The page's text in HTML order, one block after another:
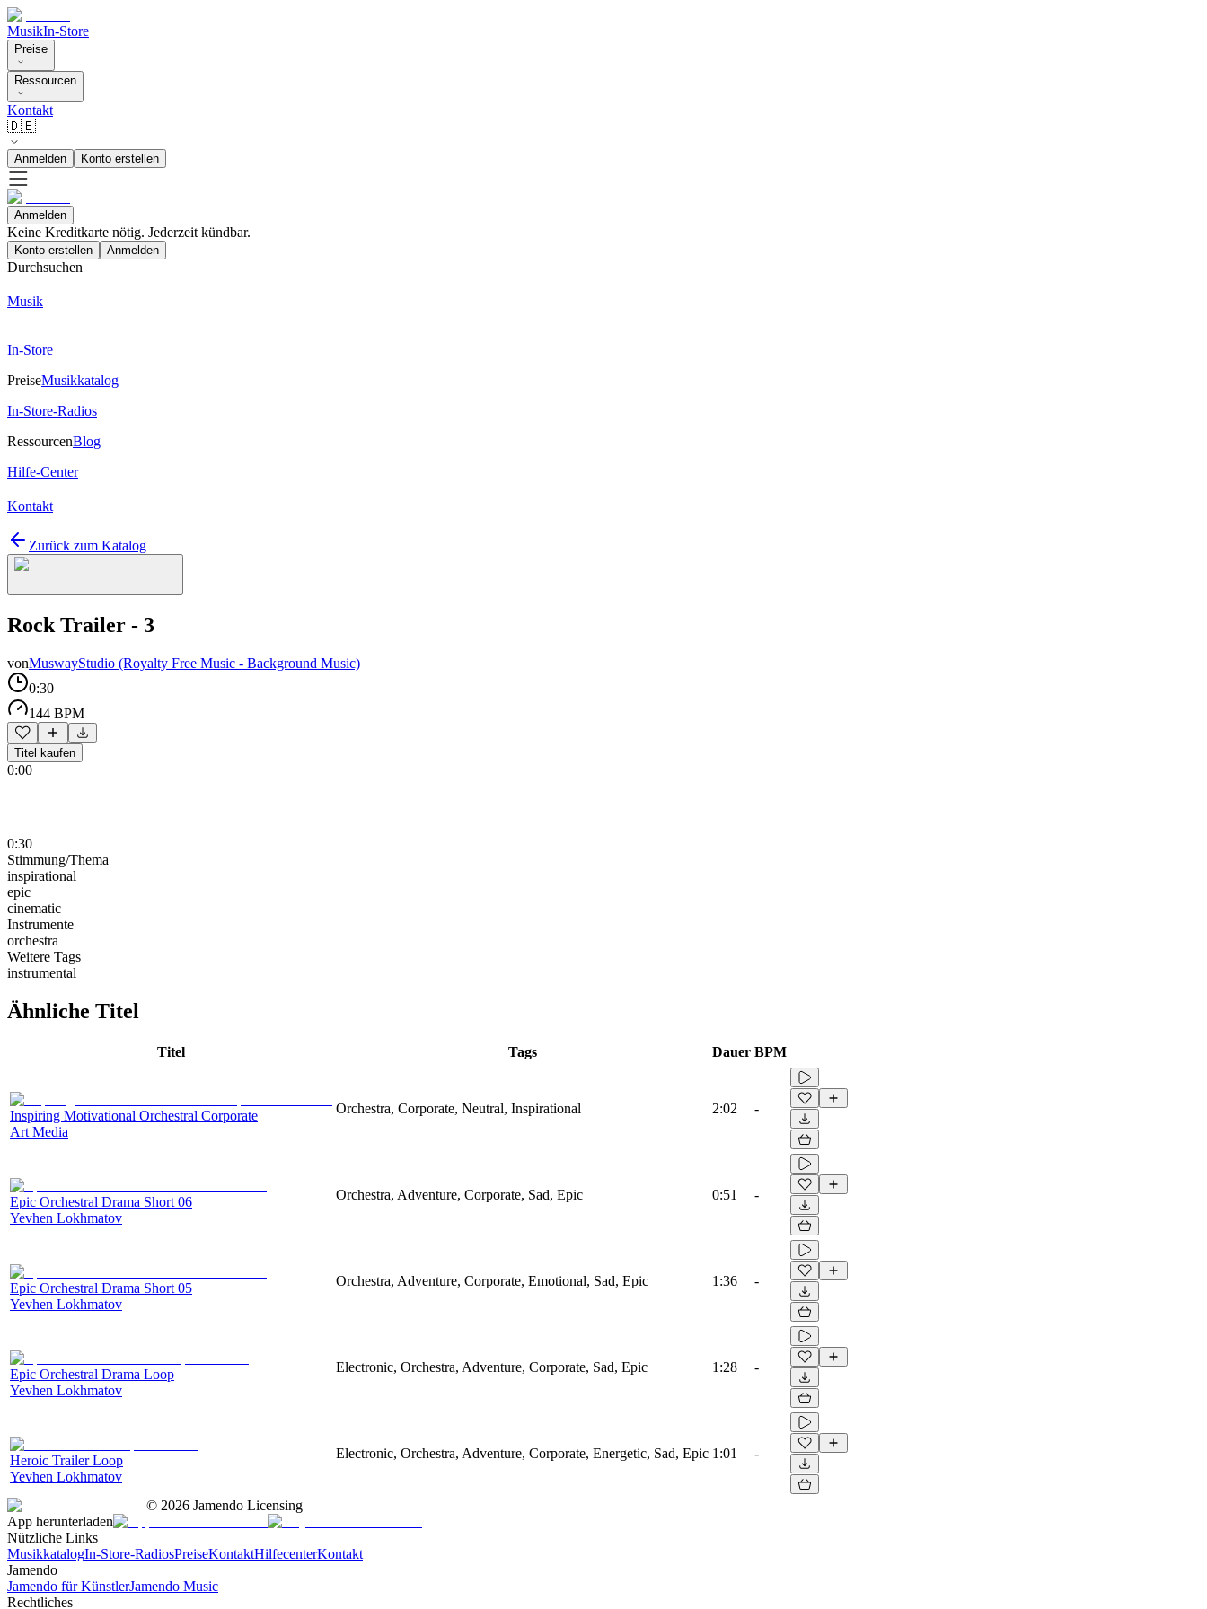
MusikIn-Store
Preise
Ressourcen
Kontakt
🇩🇪
Anmelden Konto erstellen
Anmelden
Keine Kreditkarte nötig. Jederzeit kündbar.
Konto erstellen Anmelden
Durchsuchen
Musik
In-Store
PreiseMusikkatalog
In-Store-Radios
RessourcenBlog
Hilfe-Center
Kontakt
Zurück zum Katalog
Rock Trailer - 3
vonMuswayStudio (Royalty Free Music - Background Music)
0:30
144 BPM
Titel kaufen
0:00
0:30
Stimmung/Thema
inspirational
epic
cinematic
Instrumente
orchestra
Weitere Tags
instrumental
Ähnliche Titel
Titel Tags Dauer BPM
Inspiring Motivational Orchestral Corporate
Art Media
Orchestra, Corporate, Neutral, Inspirational 2:02 -
Epic Orchestral Drama Short 06
Yevhen Lokhmatov
Orchestra, Adventure, Corporate, Sad, Epic 0:51 -
Epic Orchestral Drama Short 05
Yevhen Lokhmatov
Orchestra, Adventure, Corporate, Emotional, Sad, Epic 1:36 -
Epic Orchestral Drama Loop
Yevhen Lokhmatov
Electronic, Orchestra, Adventure, Corporate, Sad, Epic 1:28 -
Heroic Trailer Loop
Yevhen Lokhmatov
Electronic, Orchestra, Adventure, Corporate, Energetic, Sad, Epic 1:01 -
© 2026 Jamendo Licensing
App herunterladen
Nützliche Links
MusikkatalogIn-Store-RadiosPreiseKontaktHilfecenterKontakt
Jamendo
Jamendo für KünstlerJamendo Music
Rechtliches